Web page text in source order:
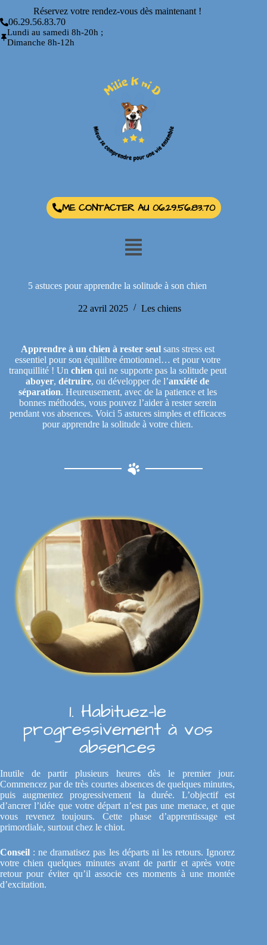
Réservez votre rendez-vous dès maintenant !
06.29.56.83.70
Lundi au samedi 8h-20h ;
Dimanche 8h-12h
ME CONTACTER AU 06.29.56.83.70
5 astuces pour apprendre la solitude à son chien
22 avril 2025 Les chiens
Apprendre à un chien à rester seulsans stress est
essentiel pour son équilibre émotionnel… et pour votre
tranquillité ! Un chien qui ne supporte pas la solitude peut
aboyer,détruire, ou développer de l’anxiété de
séparation. Heureusement, avec de la patience et les
bonnes méthodes, vous pouvez l’aider à rester serein
pendant vos absences. Voici 5 astuces simples et efficaces
pour apprendre la solitude à votre chien.
1. Habituez-le
progressivement à vos
absences
Inutile de partir plusieurs heures dès le premier jour.
Commencez par de très courtes absences de quelques minutes,
puis augmentez progressivement la durée. L’objectif est
d’ancrer l’idée que votre départ n’est pas une menace, et que
vous revenez toujours. Cette phase d’apprentissage est
primordiale, surtout chez le chiot.
Conseil : ne dramatisez pas les départs ni les retours. Ignorez
votre chien quelques minutes avant de partir et après votre
retour pour éviter qu’il associe ces moments à une montée
d’excitation.